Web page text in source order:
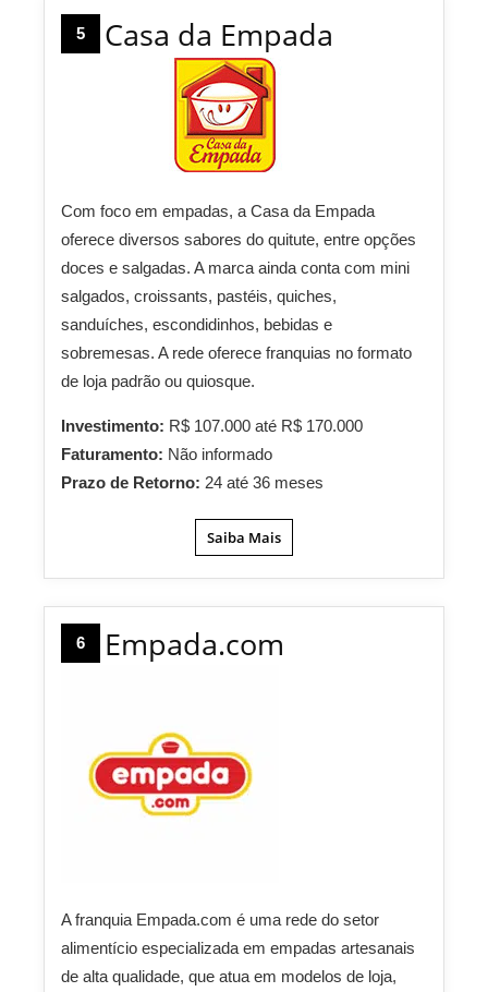
5 Casa da Empada
Com foco em empadas, a Casa da Empada
oferece diversos sabores do quitute, entre opções
doces e salgadas. A marca ainda conta com mini
salgados, croissants, pastéis, quiches,
sanduíches, escondidinhos, bebidas e
sobremesas. A rede oferece franquias no formato
de loja padrão ou quiosque.
Investimento: R$ 107.000 até R$ 170.000
Faturamento: Não informado
Prazo de Retorno: 24 até 36 meses
Saiba Mais
6 Empada.com
A franquia Empada.com é uma rede do setor
alimentício especializada em empadas artesanais
de alta qualidade, que atua em modelos de loja,